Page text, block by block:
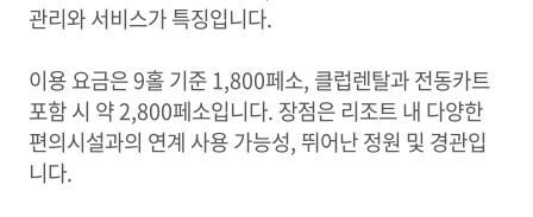
관리와 서비스가 특징입니다.
이용 요금은 9홀 기준 1,800페소, 클럽렌탈과 전동카트
포함 시 약 2,800페소입니다. 장점은 리조트 내 다양한
편의시설과의 연계 사용 가능성, 뛰어난 정원 및 경관입
니다.